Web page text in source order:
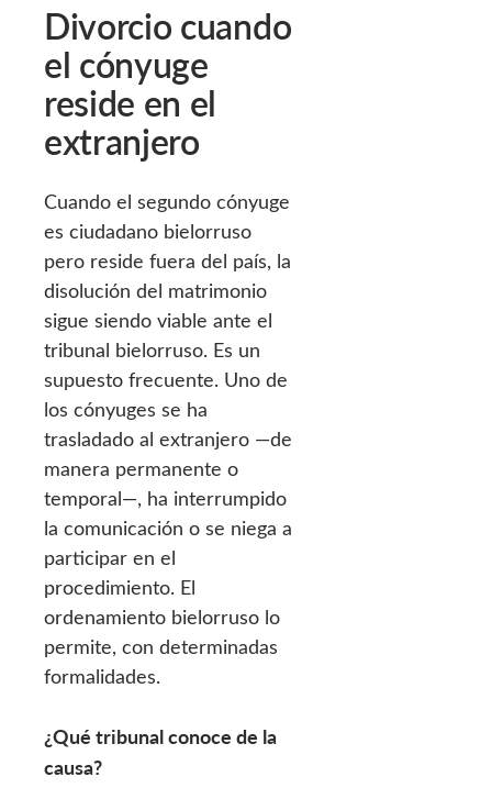
Divorcio cuando
el cónyuge
reside en el
extranjero
Cuando el segundo cónyuge
es ciudadano bielorruso
pero reside fuera del país, la
disolución del matrimonio
sigue siendo viable ante el
tribunal bielorruso. Es un
supuesto frecuente. Uno de
los cónyuges se ha
trasladado al extranjero —de
manera permanente o
temporal—, ha interrumpido
la comunicación o se niega a
participar en el
procedimiento. El
ordenamiento bielorruso lo
permite, con determinadas
formalidades.
¿Qué tribunal conoce de la
causa?